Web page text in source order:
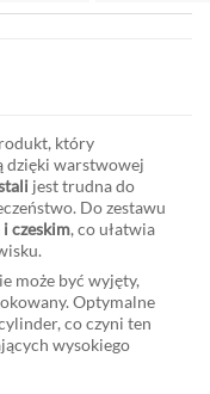
który
dzięki warstwowej
jest trudna do
Do zestawu
czeskim, co ułatwia
może być wyjęty,
Optymalne
co czyni ten
wysokiego